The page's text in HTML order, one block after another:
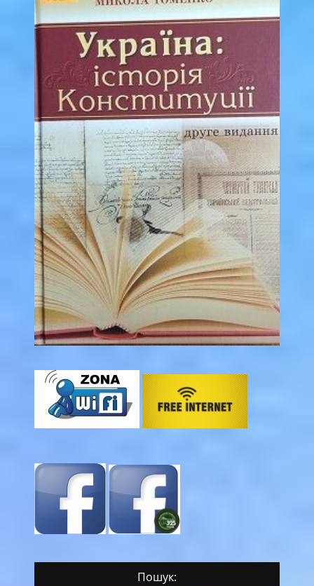
Пошук: